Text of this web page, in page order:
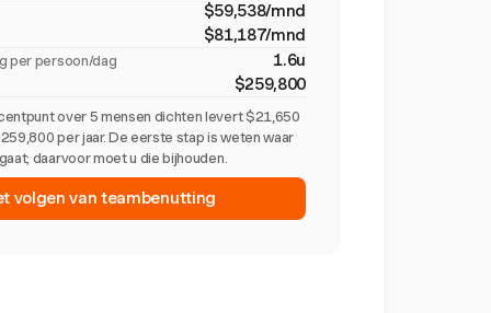
$59,538/mnd
$81,187/mnd
per persoon/dag 1.6u
$259,800
over 5 mensen dichten levert $21,650
per jaar. De eerste stap is weten waar
daarvoor moet u die bijhouden.
volgen van teambenutting